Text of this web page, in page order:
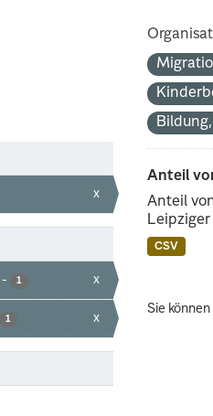
x
- 1 x
1 x
Anteil
Anteil
CSV
Sie